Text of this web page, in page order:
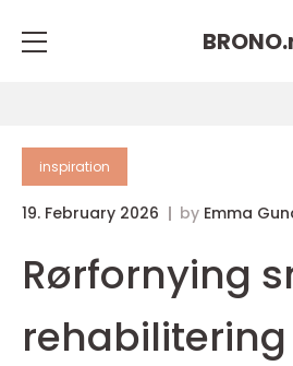
BRONO.
inspiration
19. February 2026 by Emma
Rørfornying